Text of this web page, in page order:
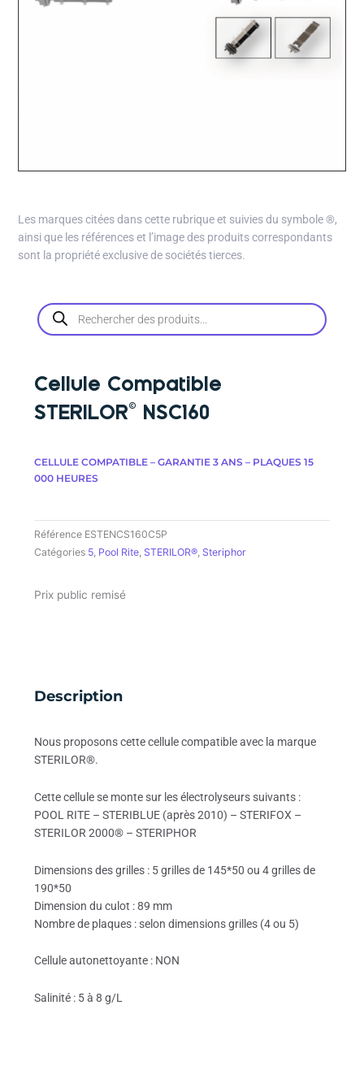
Les marques citées dans cette rubrique et suivies du symbole®,
ainsi que les références et l’image des produits correspondants
sont la propriété exclusive de sociétés tierces.
Recherche
de
produits
Cellule Compatible
STERILOR© NSC160
CELLULE COMPATIBLE – GARANTIE 3 ANS – PLAQUES 15
000 HEURES
Référence ESTENCS160C5P
Catégories 5, Pool Rite, STERILOR®, Steriphor
Prix public remisé
Description
Nous proposons cette cellule compatible avec la marque
STERILOR®.
Cette cellule se monte sur les électrolyseurs suivants :
POOL RITE – STERIBLUE (après 2010) – STERIFOX –
STERILOR 2000® – STERIPHOR
Dimensions des grilles : 5 grilles de 145*50 ou 4 grilles de
190*50
Dimension du culot : 89 mm
Nombre de plaques : selon dimensions grilles (4 ou 5)
Cellule autonettoyante : NON
Salinité : 5 à 8 g/L